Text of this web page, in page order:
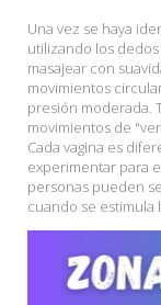
Una vez se haya
utilizando los
masajear con
movimientos
presión moderada.
movimientos de
Cada vagina es
experimentar para
personas pueden
cuando se estimula